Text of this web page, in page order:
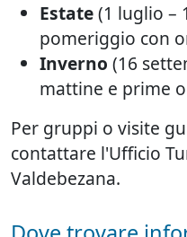
Estate(1 luglio –
pomeriggio con
Inverno (16
mattine e prime
Per gruppi o visite
contattare l'Ufficio
Valdebezana.